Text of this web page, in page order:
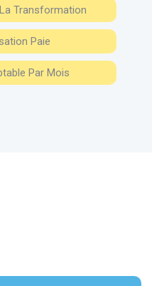
Transformation
Paie
Par Mois